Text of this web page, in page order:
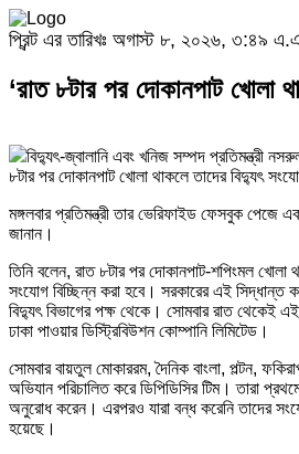
প্রিন্ট এর তারিখঃ অগাস্ট ৮, ২০২৬, ৩:৪৯
‘রাত ৮টার পর দোকানপাট খোলা
বিদ্যুৎ-জ্বালানি এবং খনিজ সম্পদ প্রতিমন্ত্রী
৮টার পর দোকানপাট খোলা থাকলে তাদের বিদ্যুৎ
মঙ্গলবার প্রতিমন্ত্রী তার ভেরিফাইড ফেসবুক পেজে
জানান।
তিনি বলেন, রাত ৮টার পর দোকানপাট-শপিংমল খোলা
সংযোগ বিচ্ছিন্ন করা হবে। সরকারের এই সিদ্ধান্ত
বিদ্যুৎ বিভাগের পক্ষ থেকে। সোমবার রাত থেকেই
ঢাকা পাওয়ার ডিস্ট্রিবিউশন কোম্পানি লিমিটেড।
সোমবার বায়তুল মোকাররম, দৈনিক বাংলা, পল্টন,
অভিযান পরিচালিত করে ডিপিডিসির টিম। তারা
অনুরোধ করেন। এরপরও যারা বন্ধ করেনি তাদের
হয়েছে।